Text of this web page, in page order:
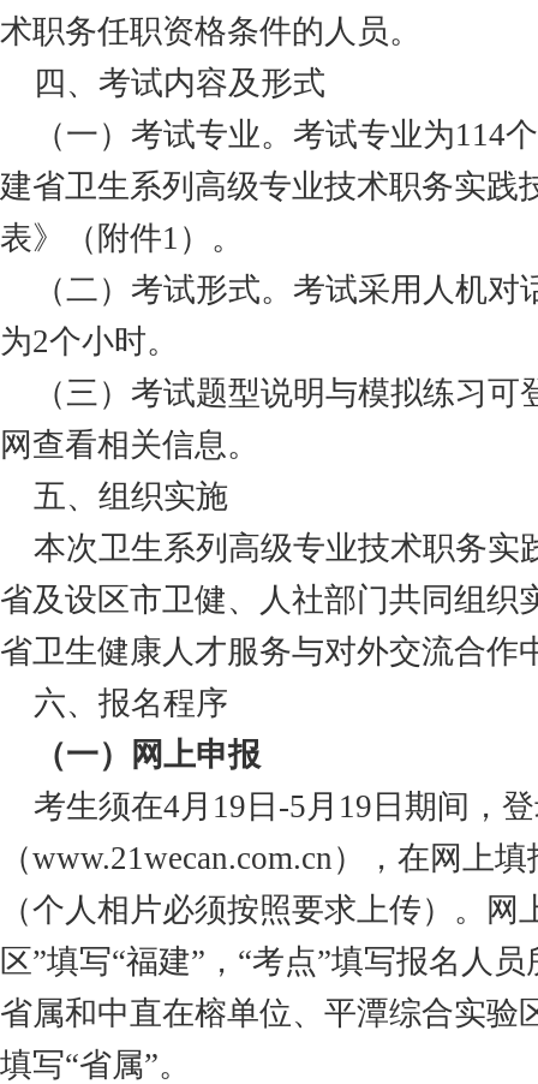
术职务任职资格条件的人员。
四、考试内容及形式
（一）考试专业。考试专业为114
建省卫生系列高级专业技术职务实践
表》（附件1）。
（二）考试形式。考试采用人机
为2个小时。
（三）考试题型说明与模拟练习
网查看相关信息。
五、组织实施
本次卫生系列高级专业技术职务实
省及设区市卫健、人社部门共同组织
省卫生健康人才服务与对外交流合作
六、报名程序
（一）网上申报
考生须在4月19日-5月19日 期间，
（www.21wecan.com.cn），在网上
（个人相片必须按照要求上传）。网
区”填写“福建”，“考点”填写报名人
省属和中直在榕单位、平潭综合实验
填写“省属”。